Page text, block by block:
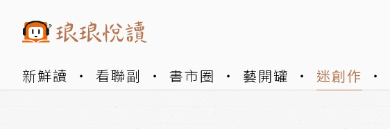
新鮮讀 看聯副 書市圈 藝開罐 迷創作